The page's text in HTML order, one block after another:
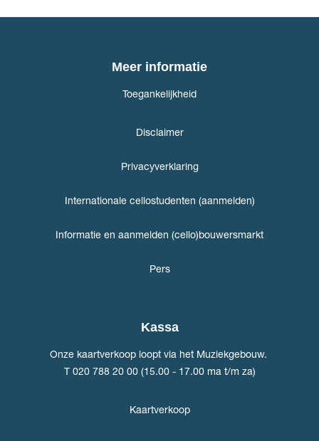
Meer informatie
Toegankelijkheid
Disclaimer
Privacyverklaring
Internationale cellostudenten (aanmelden)
Informatie en aanmelden (cello)bouwersmarkt
Pers
Kassa
Onze kaartverkoop loopt via het Muziekgebouw.
T 020 788 20 00 (15.00 - 17.00 ma t/m za)
Kaartverkoop